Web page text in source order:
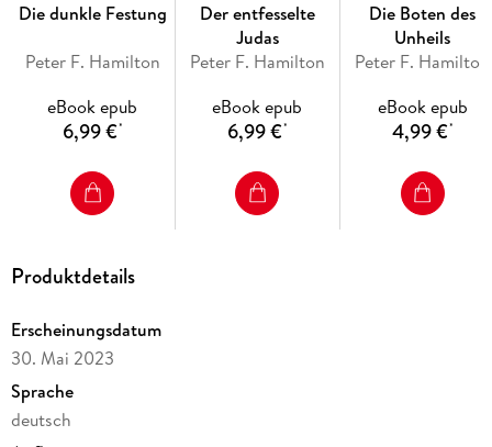
Band 1:
Der Stern der Pandora
Die Boten des Unheils
Band 3:
Der entfesselte Judas
Die dunkle Festung
Peter F. Hamilton
eBook epub
6,99 €*
Der entfesselte
Judas
Peter F. Hamilton
eBook epub
6,99 €*
Die Boten des
Unheils
Peter F. Hamilton
eBook epub
4,99 €*
Produktdetails
Erscheinungsdatum
30. Mai 2023
Sprache
deutsch